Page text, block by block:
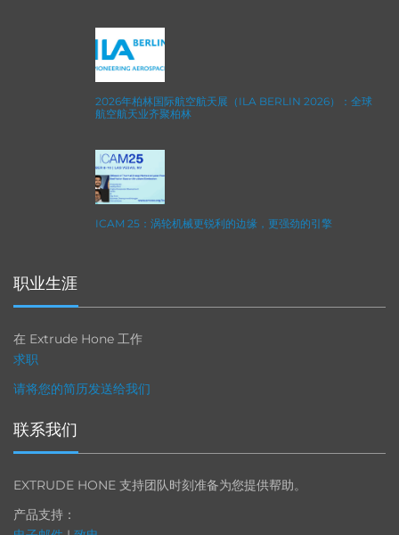
2026年柏林国际航空航天展（ILA BERLIN 2026）：全球
航空航天业齐聚柏林
ICAM 25：涡轮机械更锐利的边缘，更强劲的引擎
职业生涯
在 Extrude Hone 工作
求职
请将您的简历发送给我们
联系我们
EXTRUDE HONE 支持团队时刻准备为您提供帮助。
产品支持：